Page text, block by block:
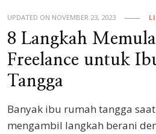
UPDATED ON NOVEMBER 23, 2023
8 Langkah
Freelance untuk
Tangga
Banyak ibu rumah tangga
mengambil langkah berani